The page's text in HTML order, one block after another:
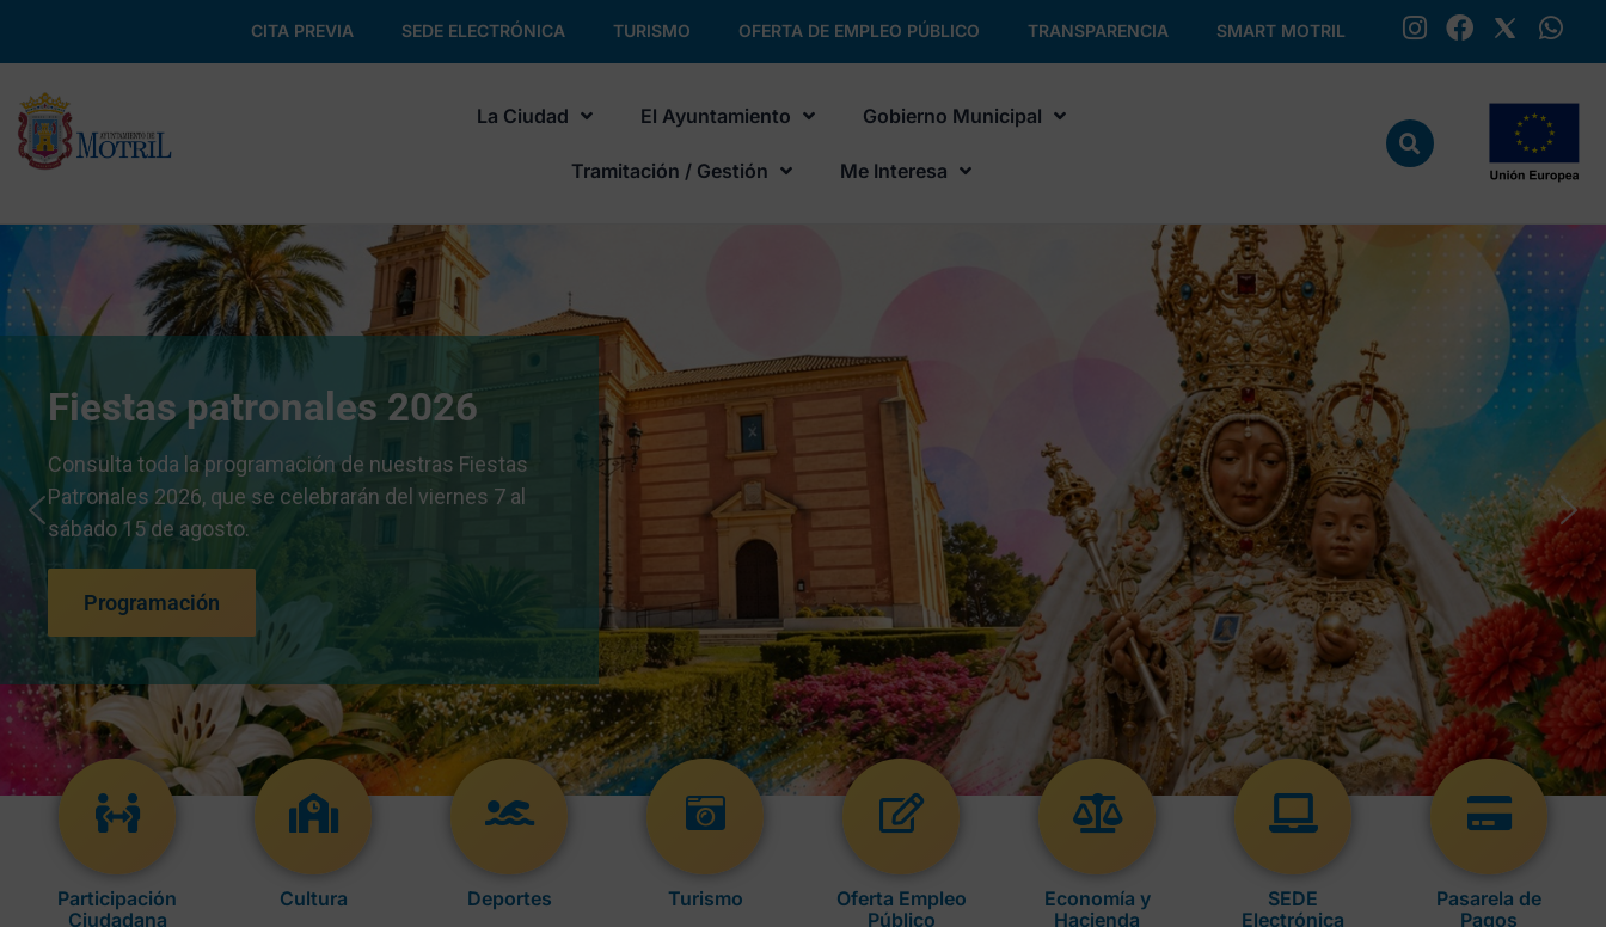
CITA PREVIA SEDE ELECTRÓNICA TURISMO OFERTA DE EMPLEO PÚBLICO TRANSPARENCIA SMART MOTRIL
La Ciudad El Ayuntamiento Gobierno Municipal
Tramitación / Gestión Me Interesa
Fiestas patronales 2026
Consulta toda la programación de nuestras Fiestas
Patronales 2026, que se celebrarán del viernes 7 al
sábado 15 de agosto.
Programación
Participación
Ciudadana
Cultura Deportes Turismo
Oferta Empleo
Público
Economía y
Hacienda
SEDE
Electrónica
Pasarela de
Pagos